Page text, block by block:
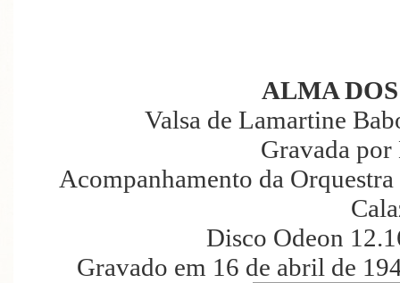
ALMA
Valsa de Lamartine
Gravada
Acompanhamento da
Disco Odeon
Gravado em 16 de abril de